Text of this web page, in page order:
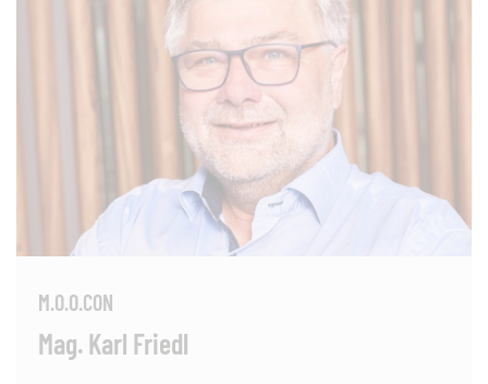
M.O.O.CON
Mag. Karl Friedl